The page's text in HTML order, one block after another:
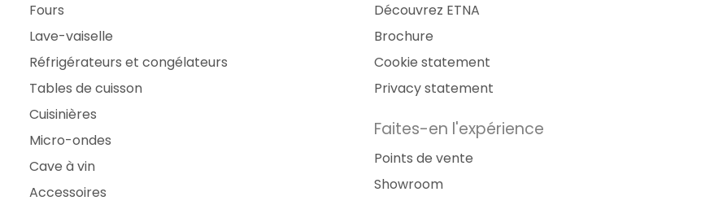
Fours
Lave-vaiselle
Réfrigérateurs et congélateurs
Tables de cuisson
Cuisinières
Micro-ondes
Cave à vin
Accessoires
Découvrez ETNA
Brochure
Cookie statement
Privacy statement
Faites-en l'expérience
Points de vente
Showroom